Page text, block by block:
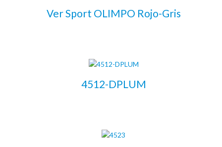
Ver Sport OLIMPO Rojo-Gris
4512-DPLUM